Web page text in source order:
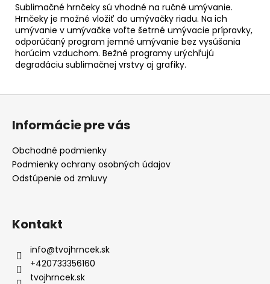
Sublimačné hrnčeky sú vhodné na ručné umývanie.
Hrnčeky je možné vložiť do umývačky riadu. Na ich
umývanie v umývačke voľte šetrné umývacie prípravky,
odporúčaný program jemné umývanie bez vysúšania
horúcim vzduchom. Bežné programy urýchľujú
degradáciu sublimačnej vrstvy aj grafiky.
Z
Informácie pre vás
Obchodné podmienky
Podmienky ochrany osobných údajov
Odstúpenie od zmluvy
Kontakt
info@tvojhrncek.sk
+420733356160
tvojhrncek.sk